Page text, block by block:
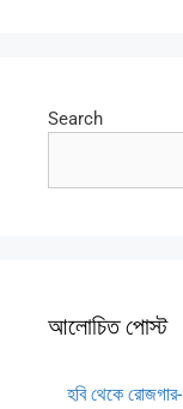
Search
আলোচিত পোস্ট
হবি থেকে